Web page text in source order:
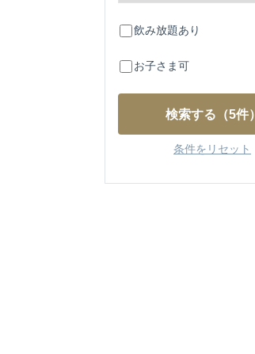
飲み放題あり
お子さま可
検索する （5件）
条件をリセット